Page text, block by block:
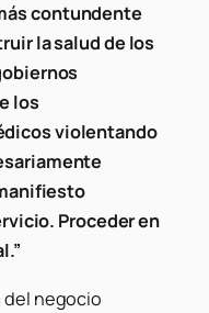
contundente
la salud de los
los
violentando
Proceder en
del negocio